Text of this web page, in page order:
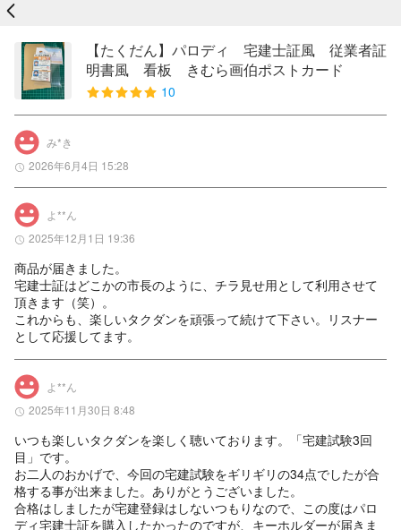
戻る
【たくだん】パロディ 宅建士証風 従業者証
明書風 看板 きむら画伯ポストカード
10
み*き
2026年6月4日 15:28
よ**ん
2025年12月1日 19:36
商品が届きました。
宅建士証はどこかの市長のように、チラ見せ用として利用させて
頂きます（笑）。
これからも、楽しいタクダンを頑張って続けて下さい。リスナー
として応援してます。
よ**ん
2025年11月30日 8:48
いつも楽しいタクダンを楽しく聴いております。「宅建試験3回
目」です。
お二人のおかげで、今回の宅建試験をギリギリの34点でしたが合
格する事が出来ました。ありがとうございました。
合格はしましたが宅建登録はしないつもりなので、この度はパロ
ディ宅建士証を購入したかったのですが、キーホルダーが届きま